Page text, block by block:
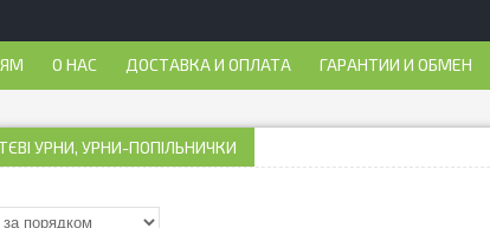
О НАС ДОСТАВКА И ОПЛАТА ГАРАНТИИ И ОБМЕН
УРНИ, УРНИ-ПОПІЛЬНИЧКИ